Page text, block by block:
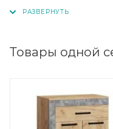
обувница - Ш700 х
Товары одной